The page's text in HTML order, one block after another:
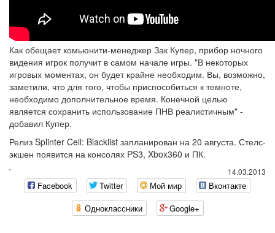
Как обещает комьюнити-менеджер Зак Купер, прибор ночного
видения игрок получит в самом начале игры. "В некоторых
игровых моментах, он будет крайне необходим. Вы, возможно,
заметили, что для того, чтобы приспособиться к темноте,
необходимо дополнительное время. Конечной целью
является сохранить использование ПНВ реалистичным" -
добавил Купер.
Релиз Splinter Cell: Blacklist запланирован на 20 августа. Стелс-
экшен появится на консолях PS3, Xbox360 и ПК.
14.03.2013
`
Facebook Twitter Мой мир
Вконтакте
Одноклассники
Google+